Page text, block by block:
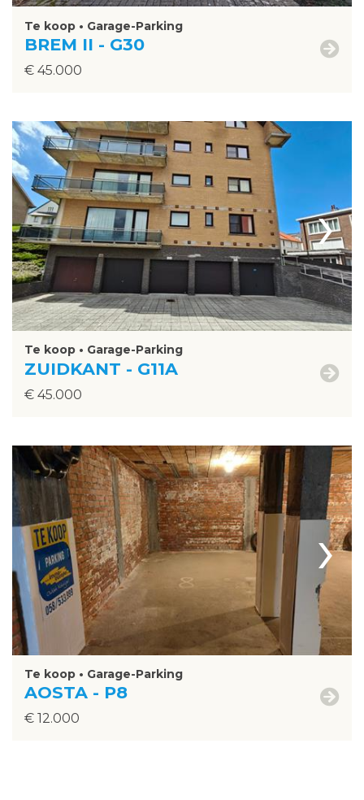
Te koop • Garage-Parking
BREM II - G30
€ 45.000
›
Te koop • Garage-Parking
ZUIDKANT - G11A
€ 45.000
›
Te koop • Garage-Parking
AOSTA - P8
€ 12.000